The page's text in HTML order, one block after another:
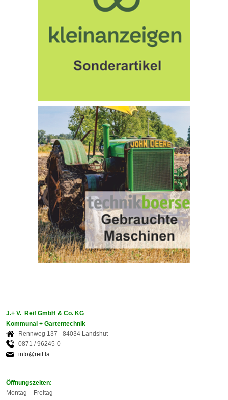
J.+ V. Reif GmbH & Co. KG
Kommunal + Gartentechnik
Rennweg 137 - 84034 Landshut
0871 / 96245-0
info@reif.la
Öffnungszeiten:
Montag – Freitag